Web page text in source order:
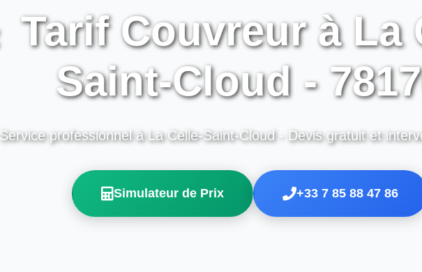
Tarif Couvreur à La
Saint-Cloud -
Service professionnel à La Celle-Saint-Cloud - Devis gratuit et
Simulateur de Prix +33 7 85 88 47 86